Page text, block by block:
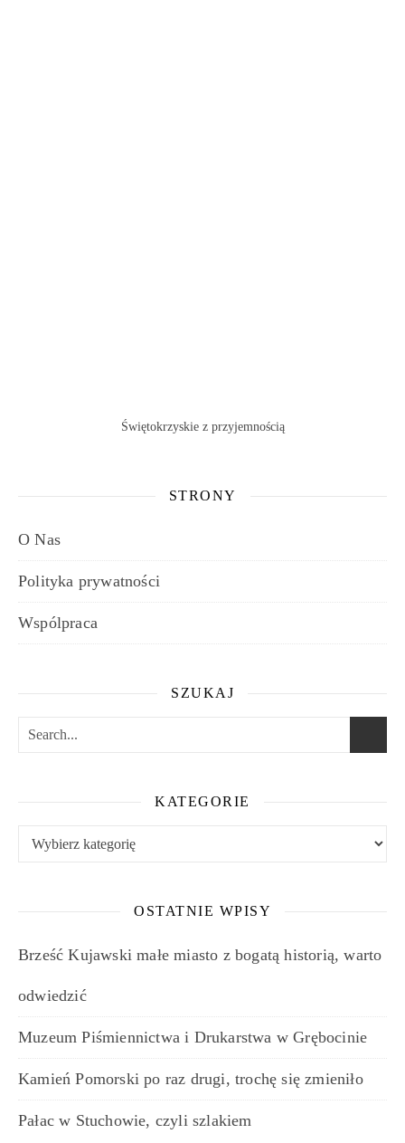
Świętokrzyskie z przyjemnością
STRONY
O Nas
Polityka prywatności
Wspólpraca
SZUKAJ
KATEGORIE
OSTATNIE WPISY
Brześć Kujawski małe miasto z bogatą historią, warto
odwiedzić
Muzeum Piśmiennictwa i Drukarstwa w Grębocinie
Kamień Pomorski po raz drugi, trochę się zmieniło
Pałac w Stuchowie, czyli szlakiem